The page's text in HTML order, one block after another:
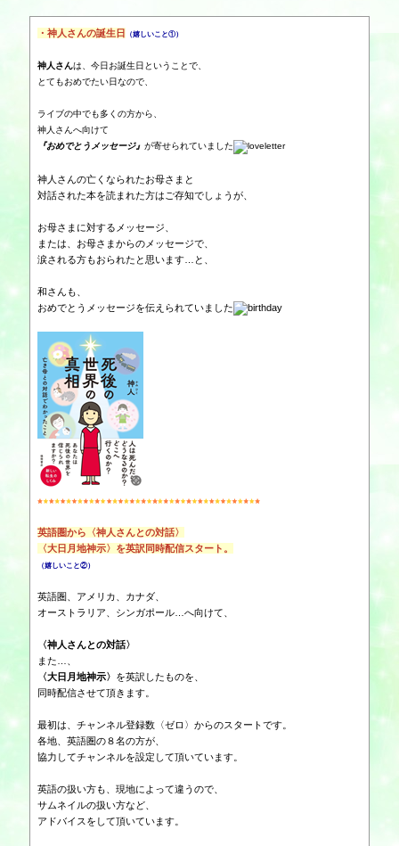
・神人さんの誕生日 （嬉しいこと①）
神人さんは、今日お誕生日ということで、
とてもおめでたい日なので、
ライブの中でも多くの方から、
神人さんへ向けて
『おめでとうメッセージ』が寄せられていました
神人さんの亡くなられたお母さまと
対話された本を読まれた方はご存知でしょうが、
お母さまに対するメッセージ、
または、お母さまからのメッセージで、
涙される方もおられたと思います…と、
和さんも、
おめでとうメッセージを伝えられていました
英語圏から〈神人さんとの対話〉
〈大日月地神示〉を英訳同時配信スタート。
（嬉しいこと②）
英語圏、アメリカ、カナダ、
オーストラリア、シンガポール…へ向けて、
〈神人さんとの対話〉
また…、
〈大日月地神示〉 を英訳したものを、
同時配信させて頂きます。
最初は、チャンネル登録数〈ゼロ〉からのスタートです。
各地、英語圏の８名の方が、
協力してチャンネルを設定して頂いています。
英語の扱い方も、現地によって違うので、
サムネイルの扱い方など、
アドバイスをして頂いています。